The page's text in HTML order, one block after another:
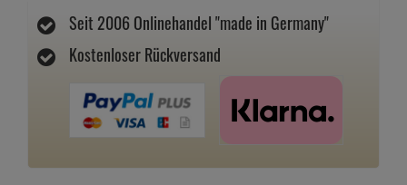
Seit 2006 Onlinehandel "made in Germany"
Kostenloser Rückversand